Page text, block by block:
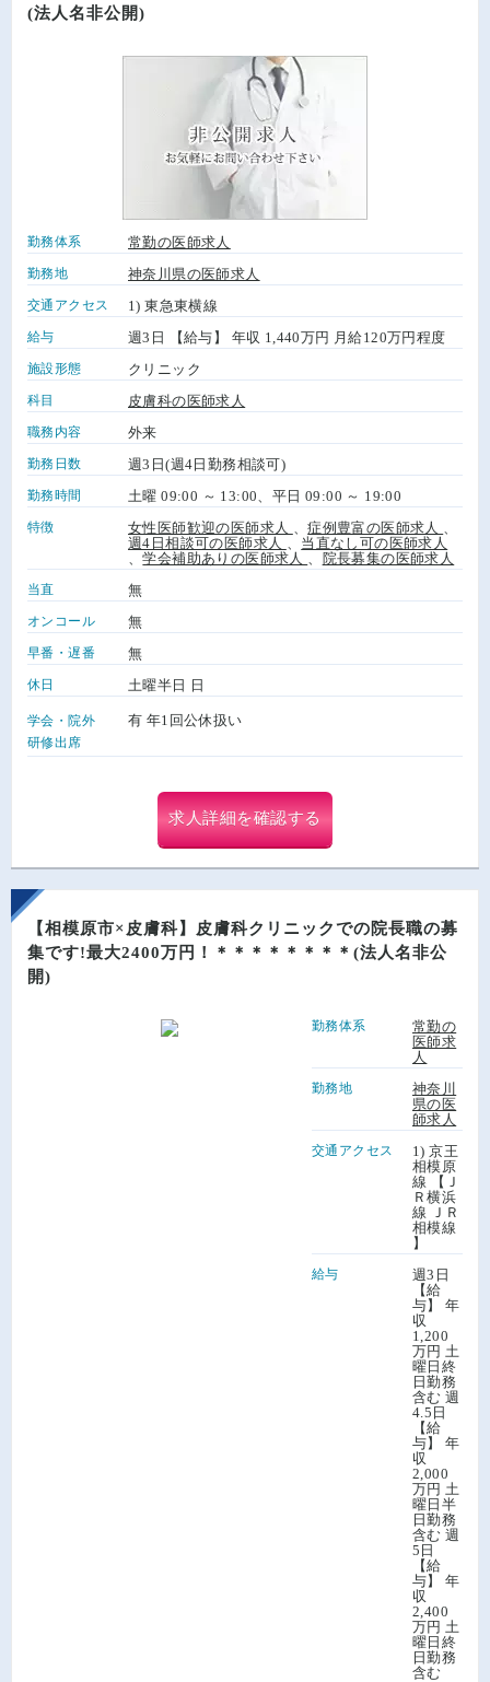
(法人名非公開)
勤務体系 常勤の医師求人
勤務地 神奈川県の医師求人
交通アクセス 1) 東急東横線
給与 週3日 【給与】 年収 1,440万円 月給120万円程度
施設形態 クリニック
科目 皮膚科の医師求人
職務内容 外来
勤務日数 週3日(週4日勤務相談可)
勤務時間 土曜 09:00 ～ 13:00、平日 09:00 ～ 19:00
特徴 女性医師歓迎の医師求人 、症例豊富の医師求人
週4日相談可の医師求人
当直なし可の医師求人
、学会補助ありの医師求人 院長募集の医師求人
当直 無
オンコール 無
早番・遅番 無
休日 土曜半日 日
学会・院外
研修出席
有 年1回公休扱い
求人詳細を確認する
【相模原市×皮膚科】皮膚科クリニックでの院長職の募
集です!最大2400万円！＊＊＊＊＊＊＊＊(法人名非公
開)
勤務体系
常勤の
医師求
人
勤務地
神奈川
県の医
師求人
交通アクセス
1) 京王
相模原
線 【Ｊ
Ｒ横浜
線 ＪＲ
相模線
】
給与
週3日
【給
与】 年
収
1,200
万円 土
曜日終
日勤務
含む 週
4.5日
【給
与】 年
収
2,000
万円 土
曜日半
日勤務
含む 週
5日
【給
与】 年
収
2,400
万円 土
曜日終
日勤務
含む